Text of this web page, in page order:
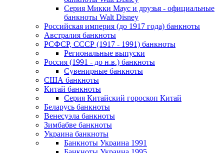
Серия Микки Маус и друзья - официальные
банкноты Walt Disney
Российская империя (до 1917 года) банкноты
Австралия банкноты
РСФСР, СССР (1917 - 1991) банкноты
Региональные выпуски
Россия (1991 - до н.в.) банкноты
Сувенирные банкноты
США банкноты
Китай банкноты
Серия Китайский гороскоп Китай
Беларусь банкноты
Венесуэла банкноты
Зимбабве банкноты
Украина банкноты
Банкноты Украина 1991